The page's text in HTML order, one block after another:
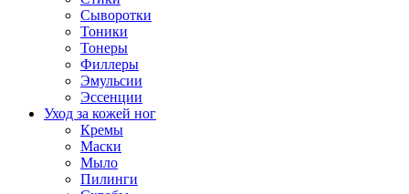
Сыворотки
Тоники
Тонеры
Филлеры
Эмульсии
Эссенции
Уход за кожей ног
Кремы
Маски
Мыло
Пилинги